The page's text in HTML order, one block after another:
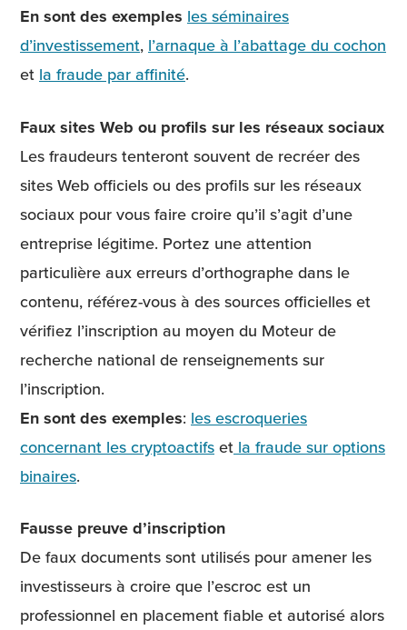
En sont des exemples les séminaires
d’investissement, l’arnaque à l’abattage du cochon
et la fraude par affinité.
Faux sites Web ou profils sur les réseaux sociaux
Les fraudeurs tenteront souvent de recréer des
sites Web officiels ou des profils sur les réseaux
sociaux pour vous faire croire qu’il s’agit d’une
entreprise légitime. Portez une attention
particulière aux erreurs d’orthographe dans le
contenu, référez-vous à des sources officielles et
vérifiez l’inscription au moyen du Moteur de
recherche national de renseignements sur
l’inscription.
En sont des exemples: les escroqueries
concernant les cryptoactifs et la fraude sur options
binaires.
Fausse preuve d’inscription
De faux documents sont utilisés pour amener les
investisseurs à croire que l’escroc est un
professionnel en placement fiable et autorisé alors